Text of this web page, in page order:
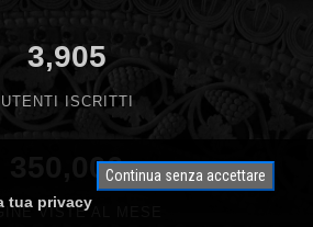
3,905
UTENTI ISCRITTI
350,000
VISTE AL MESE
Continua senza accettare
tua privacy